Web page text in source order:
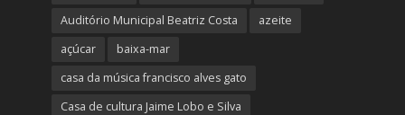
Auditório Municipal Beatriz Costa
azeite
açúcar
baixa-mar
casa da música francisco alves gato
Casa de cultura Jaime Lobo e Silva